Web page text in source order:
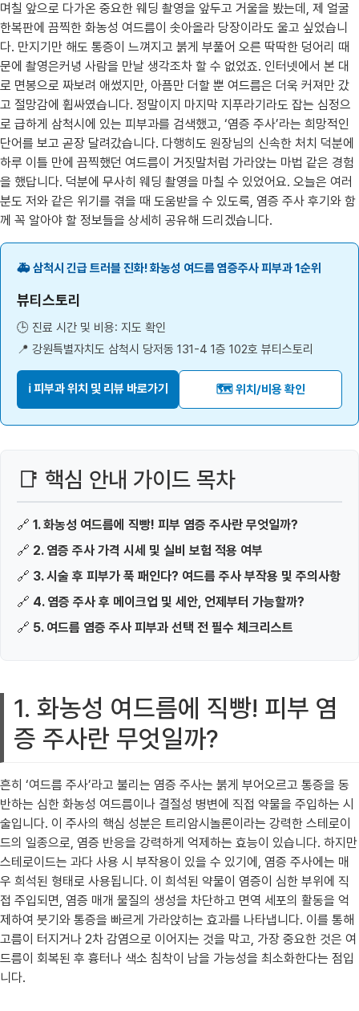
며칠 앞으로 다가온 중요한 웨딩 촬영을 앞두고 거울을 봤는데, 제 얼굴
한복판에 끔찍한 화농성 여드름이 솟아올라 당장이라도 울고 싶었습니
다. 만지기만 해도 통증이 느껴지고 붉게 부풀어 오른 딱딱한 덩어리 때
문에 촬영은커녕 사람을 만날 생각조차 할 수 없었죠. 인터넷에서 본 대
로 면봉으로 짜보려 애썼지만, 아픔만 더할 뿐 여드름은 더욱 커져만 갔
고 절망감에 휩싸였습니다. 정말이지 마지막 지푸라기라도 잡는 심정으
로 급하게 삼척시에 있는 피부과를 검색했고, ‘염증 주사’라는 희망적인
단어를 보고 곧장 달려갔습니다. 다행히도 원장님의 신속한 처치 덕분에
하루 이틀 만에 끔찍했던 여드름이 거짓말처럼 가라앉는 마법 같은 경험
을 했답니다. 덕분에 무사히 웨딩 촬영을 마칠 수 있었어요. 오늘은 여러
분도 저와 같은 위기를 겪을 때 도움받을 수 있도록, 염증 주사 후기와 함
께 꼭 알아야 할 정보들을 상세히 공유해 드리겠습니다.
🚑 삼척시 긴급 트러블 진화! 화농성 여드름 염증주사 피부과 1순위
뷰티스토리
🕒 진료 시간 및 비용: 지도 확인
📍 강원특별자치도 삼척시 당저동 131-4 1층 102호 뷰티스토리
ℹ️ 피부과 위치 및 리뷰 바로가기 🗺️ 위치/비용 확인
📑 핵심 안내 가이드 목차
🔗 1. 화농성 여드름에 직빵! 피부 염증 주사란 무엇일까?
🔗 2. 염증 주사 가격 시세 및 실비 보험 적용 여부
🔗 3. 시술 후 피부가 푹 패인다? 여드름 주사 부작용 및 주의사항
🔗 4. 염증 주사 후 메이크업 및 세안, 언제부터 가능할까?
🔗 5. 여드름 염증 주사 피부과 선택 전 필수 체크리스트
1. 화농성 여드름에 직빵! 피부 염
증 주사란 무엇일까?
흔히 ‘여드름 주사’라고 불리는 염증 주사는 붉게 부어오르고 통증을 동
반하는 심한 화농성 여드름이나 결절성 병변에 직접 약물을 주입하는 시
술입니다. 이 주사의 핵심 성분은 트리암시놀론이라는 강력한 스테로이
드의 일종으로, 염증 반응을 강력하게 억제하는 효능이 있습니다. 하지만
스테로이드는 과다 사용 시 부작용이 있을 수 있기에, 염증 주사에는 매
우 희석된 형태로 사용됩니다. 이 희석된 약물이 염증이 심한 부위에 직
접 주입되면, 염증 매개 물질의 생성을 차단하고 면역 세포의 활동을 억
제하여 붓기와 통증을 빠르게 가라앉히는 효과를 나타냅니다. 이를 통해
고름이 터지거나 2차 감염으로 이어지는 것을 막고, 가장 중요한 것은 여
드름이 회복된 후 흉터나 색소 침착이 남을 가능성을 최소화한다는 점입
니다.